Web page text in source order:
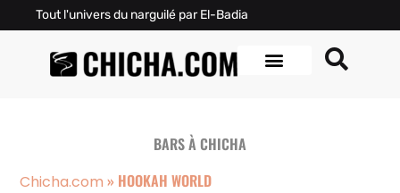
Tout l'univers du narguilé par El-Badia
BARS À CHICHA
Chicha.com » HOOKAH WORLD